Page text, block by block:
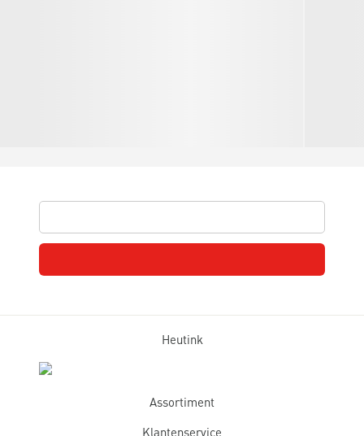
Heutink
Assortiment
Klantenservice